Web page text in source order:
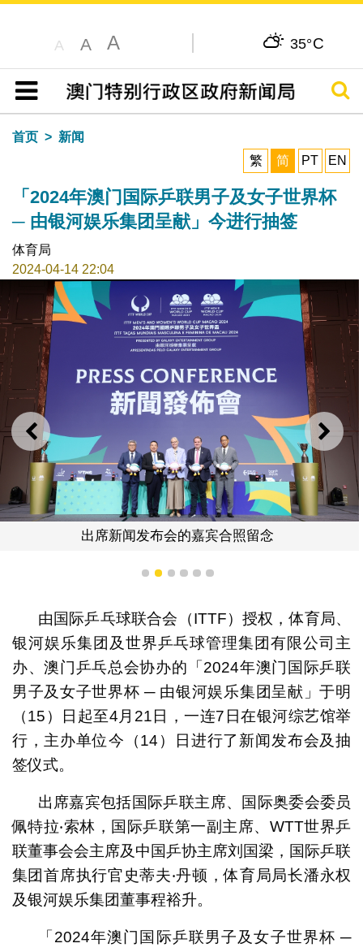
A A A 35°C
目录
搜寻
首页
新闻
繁
简 PT EN
「2024年澳门国际乒联男子及女子世界杯
─ 由银河娱乐集团呈献」今进行抽签
体育局
2024-04-14 22:04
上一则 下一
出席新闻发布会的嘉宾合照留念
1 2 3 4 5 6
由国际乒乓球联合会（ITTF）授权，体育局、
银河娱乐集团及世界乒乓球管理集团有限公司主
办、澳门乒乓总会协办的「2024年澳门国际乒联
男子及女子世界杯 ─ 由银河娱乐集团呈献」于明
（15）日起至4月21日，一连7日在银河综艺馆举
行，主办单位今（14）日进行了新闻发布会及抽
签仪式。
出席嘉宾包括国际乒联主席、国际奥委会委员
佩特拉‧索林，国际乒联第一副主席、WTT世界乒
联董事会会主席及中国乒协主席刘国梁，国际乒联
集团首席执行官史蒂夫‧丹顿，体育局局长潘永权
及银河娱乐集团董事程裕升。
「2024年澳门国际乒联男子及女子世界杯 ─